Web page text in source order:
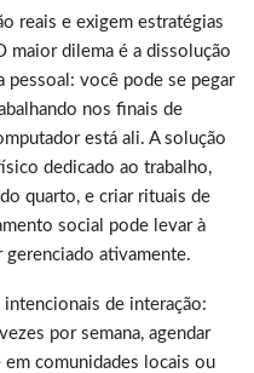
reais e exigem estratégias
maior dilema é a dissolução
pessoal: você pode se pegar
nos finais de
está ali. A solução
dedicado ao trabalho,
quarto, e criar rituais de
social pode levar à
ativamente.
de interação:
por semana, agendar
comunidades locais ou